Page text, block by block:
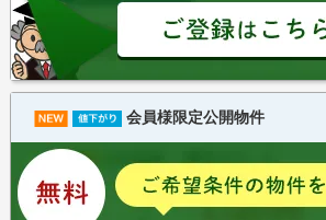
会員様限定公開物件